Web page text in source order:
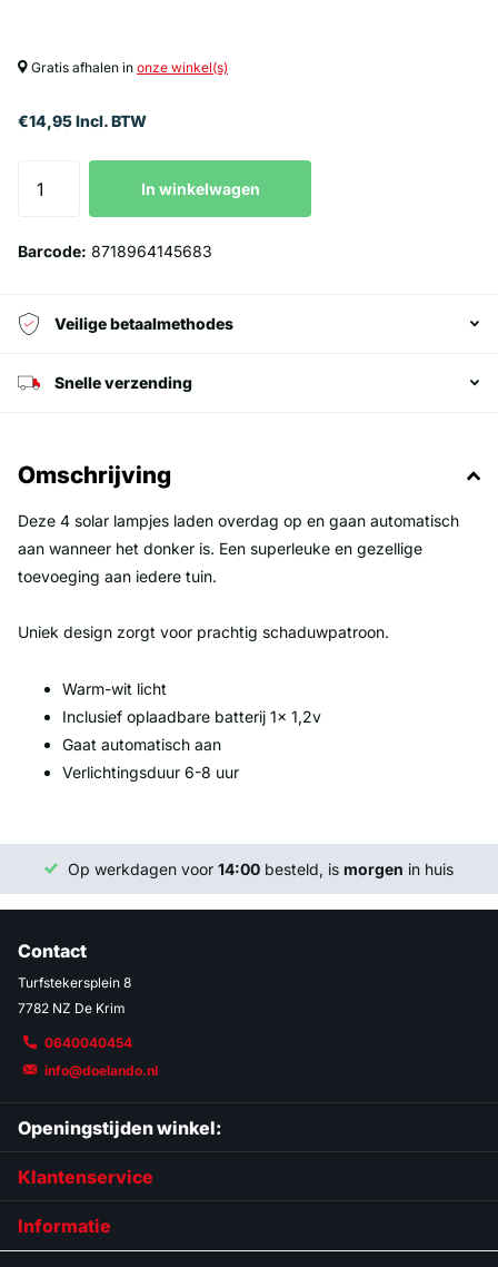
Gratis afhalen in onze winkel(s)
€14,95 Incl. BTW
In winkelwagen
Barcode: 8718964145683
Veilige betaalmethodes
Snelle verzending
Omschrijving
Deze 4 solar lampjes laden overdag op en gaan automatisch
aan wanneer het donker is. Een superleuke en gezellige
toevoeging aan iedere tuin.
Uniek design zorgt voor prachtig schaduwpatroon.
Warm-wit licht
Inclusief oplaadbare batterij 1x 1,2v
Gaat automatisch aan
Verlichtingsduur 6-8 uur
Op werkdagen voor 14:00 besteld, is morgen in huis
Contact
Turfstekersplein 8
7782 NZ De Krim
0640040454
info@doelando.nl
Openingstijden winkel:
Klantenservice
Informatie